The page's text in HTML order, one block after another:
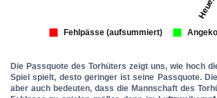
Die Passquote des Torhüters zeigt uns, wie hoch
Spiel spielt, desto geringer ist seine Passquote.
aber auch bedeuten, dass die Mannschaft des